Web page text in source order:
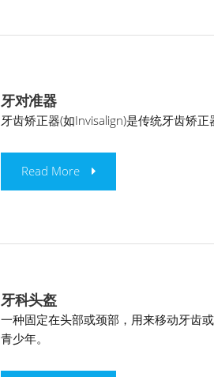
牙对准器
牙齿矫正器(如Invisalign)是传统牙齿矫
Read More
牙科头盔
一种固定在头部或颈部，用来移动牙齿
青少年。